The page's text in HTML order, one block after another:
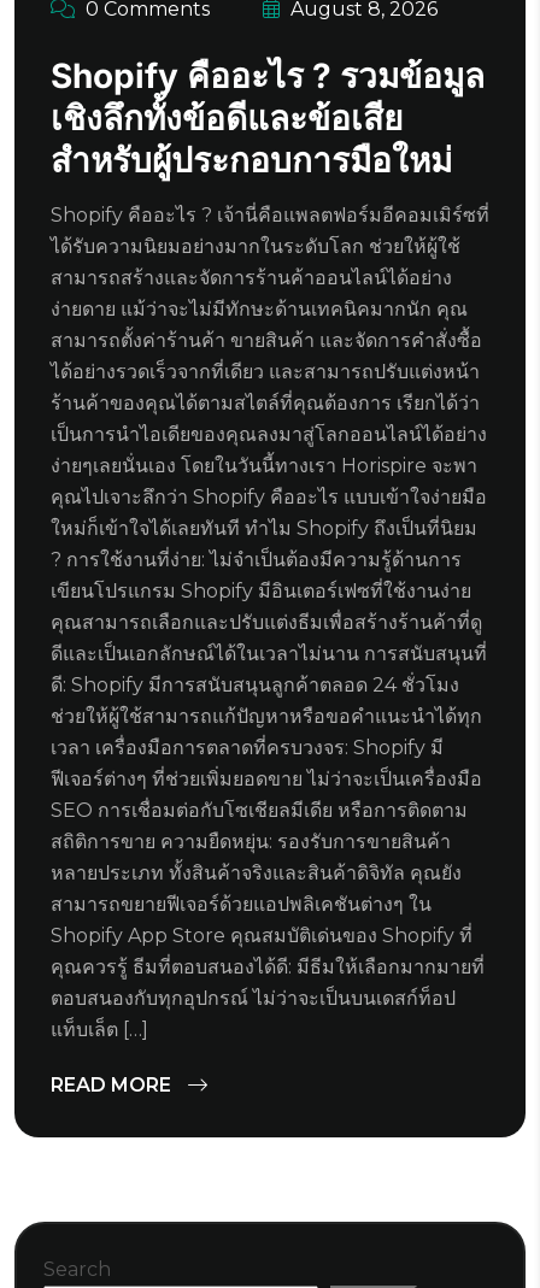
0 Comments August 8, 2026
Shopify คืออะไร ? รวมข้อมูล
เชิงลึกทั้งข้อดีและข้อเสีย
สำหรับผู้ประกอบการมือใหม่
Shopify คืออะไร ? เจ้านี่คือแพลตฟอร์มอีคอมเมิร์ซที่
ได้รับความนิยมอย่างมากในระดับโลก ช่วยให้ผู้ใช้
สามารถสร้างและจัดการร้านค้าออนไลน์ได้อย่าง
ง่ายดาย แม้ว่าจะไม่มีทักษะด้านเทคนิคมากนัก คุณ
สามารถตั้งค่าร้านค้า ขายสินค้า และจัดการคำสั่งซื้อ
ได้อย่างรวดเร็วจากที่เดียว และสามารถปรับแต่งหน้า
ร้านค้าของคุณได้ตามสไตล์ที่คุณต้องการ เรียกได้ว่า
เป็นการนำไอเดียของคุณลงมาสู่โลกออนไลน์ได้อย่าง
ง่ายๆเลยนั่นเอง โดยในวันนี้ทางเรา Horispire จะพา
คุณไปเจาะลึกว่า Shopify คืออะไร แบบเข้าใจง่ายมือ
ใหม่ก็เข้าใจได้เลยทันที ทำไม Shopify ถึงเป็นที่นิยม
? การใช้งานที่ง่าย: ไม่จำเป็นต้องมีความรู้ด้านการ
เขียนโปรแกรม Shopify มีอินเตอร์เฟซที่ใช้งานง่าย
คุณสามารถเลือกและปรับแต่งธีมเพื่อสร้างร้านค้าที่ดู
ดีและเป็นเอกลักษณ์ได้ในเวลาไม่นาน การสนับสนุนที่
ดี: Shopify มีการสนับสนุนลูกค้าตลอด 24 ชั่วโมง
ช่วยให้ผู้ใช้สามารถแก้ปัญหาหรือขอคำแนะนำได้ทุก
เวลา เครื่องมือการตลาดที่ครบวงจร: Shopify มี
ฟีเจอร์ต่างๆ ที่ช่วยเพิ่มยอดขาย ไม่ว่าจะเป็นเครื่องมือ
SEO การเชื่อมต่อกับโซเชียลมีเดีย หรือการติดตาม
สถิติการขาย ความยืดหยุ่น: รองรับการขายสินค้า
หลายประเภท ทั้งสินค้าจริงและสินค้าดิจิทัล คุณยัง
สามารถขยายฟีเจอร์ด้วยแอปพลิเคชันต่างๆ ใน
Shopify App Store คุณสมบัติเด่นของ Shopify ที่
คุณควรรู้ ธีมที่ตอบสนองได้ดี: มีธีมให้เลือกมากมายที่
ตอบสนองกับทุกอุปกรณ์ ไม่ว่าจะเป็นบนเดสก์ท็อป
แท็บเล็ต […]
READ MORE
Search